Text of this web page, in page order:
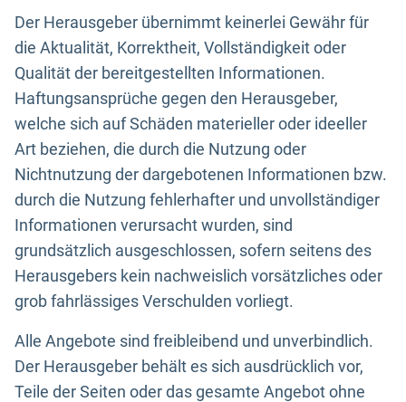
Der Herausgeber übernimmt keinerlei Gewähr für
die Aktualität, Korrektheit, Vollständigkeit oder
Qualität der bereitgestellten Informationen.
Haftungsansprüche gegen den Herausgeber,
welche sich auf Schäden materieller oder ideeller
Art beziehen, die durch die Nutzung oder
Nichtnutzung der dargebotenen Informationen bzw.
durch die Nutzung fehlerhafter und unvollständiger
Informationen verursacht wurden, sind
grundsätzlich ausgeschlossen, sofern seitens des
Herausgebers kein nachweislich vorsätzliches oder
grob fahrlässiges Verschulden vorliegt.
Alle Angebote sind freibleibend und unverbindlich.
Der Herausgeber behält es sich ausdrücklich vor,
Teile der Seiten oder das gesamte Angebot ohne